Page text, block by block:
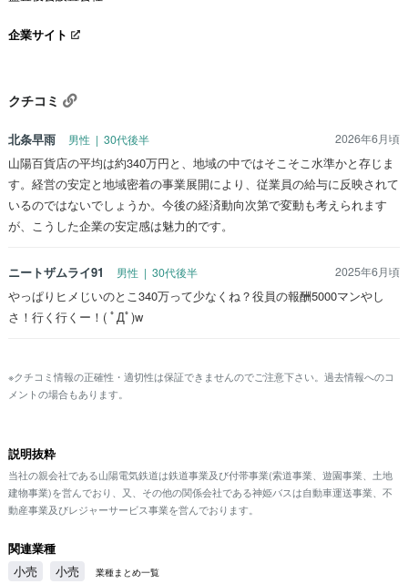
企業サイト
クチコミ
北条早雨 男性 | 30代後半 2026年6月頃
山陽百貨店の平均は約340万円と、地域の中ではそこそこ水準かと存じま
す。経営の安定と地域密着の事業展開により、従業員の給与に反映されて
いるのではないでしょうか。今後の経済動向次第で変動も考えられます
が、こうした企業の安定感は魅力的です。
ニートザムライ91 男性 | 30代後半 2025年6月頃
やっぱりヒメじいのとこ340万って少なくね？役員の報酬5000マンやし
さ！行く行くー！( ﾟДﾟ)w
※クチコミ情報の正確性・適切性は保証できませんのでご注意下さい。過去情報へのコ
メントの場合もあります。
説明抜粋
当社の親会社である山陽電気鉄道は鉄道事業及び付帯事業(索道事業、遊園事業、土地
建物事業)を営んでおり、又、その他の関係会社である神姫バスは自動車運送事業、不
動産事業及びレジャーサービス事業を営んでおります。
関連業種
小売
小売 業種まとめ一覧